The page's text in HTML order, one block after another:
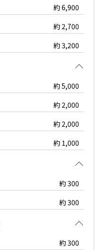
約 6,900
約 2,700
約 3,200
約 5,000
約 2,000
約 2,000
約 1,000
約 300
約 300
約 300